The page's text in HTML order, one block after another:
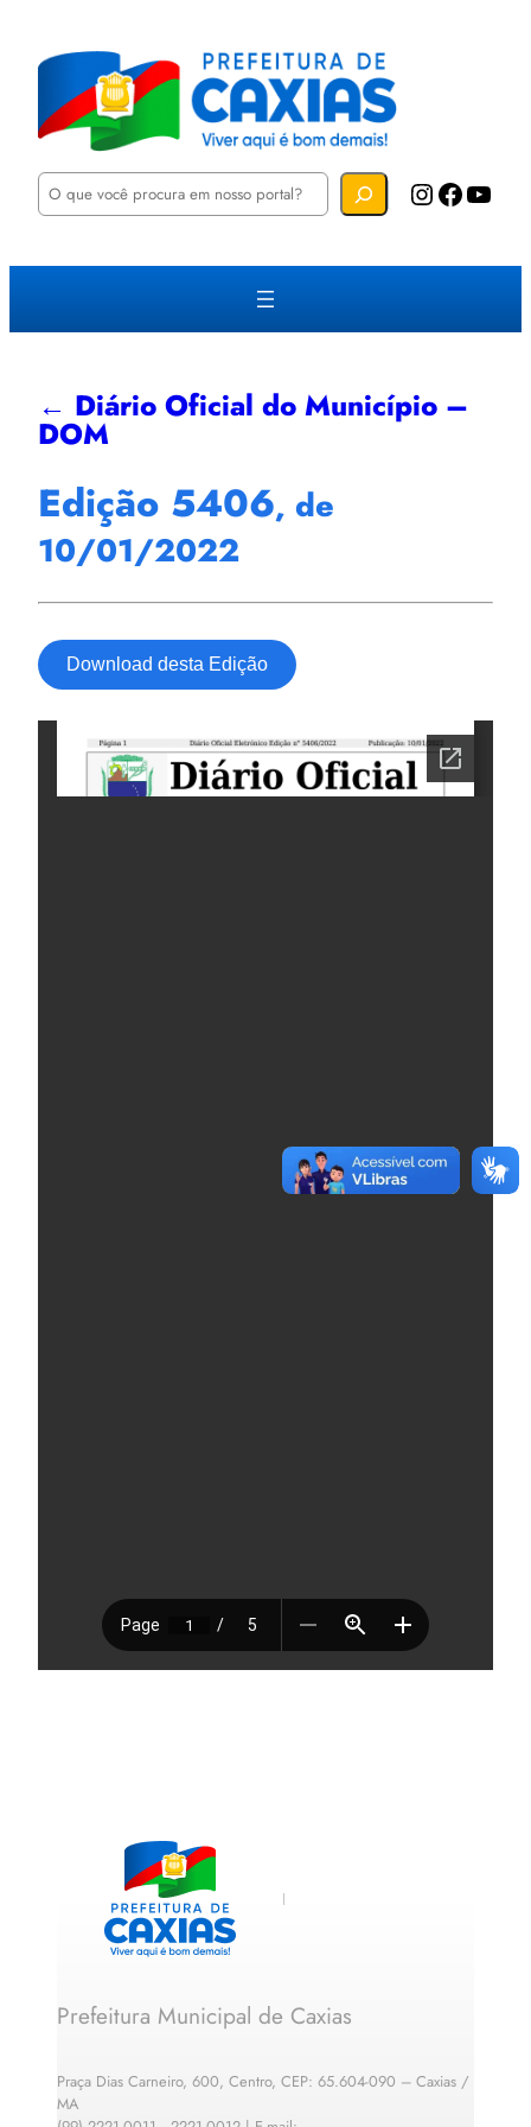
P
u
a
Instagram Facebook YouTube
← Diário Oficial do Município –
DOM
Edição 5406, de
10/01/2022
Download desta Edição
Prefeitura Municipal de Caxias
Praça Dias Carneiro, 600, Centro, CEP: 65.604-090 – Caxias /
MA